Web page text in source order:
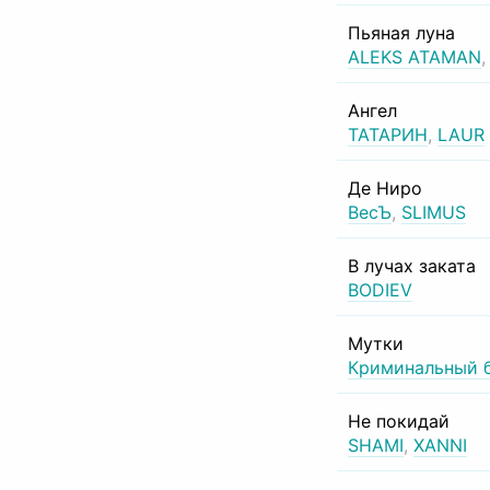
Пьяная луна
ALEKS ATAMAN,
Ангел
ТАТАРИН, LAUR
Де Ниро
ВесЪ, SLIMUS
В лучах заката
BODIEV
Мутки
Криминальный
Не покидай
SHAMI, XANNI